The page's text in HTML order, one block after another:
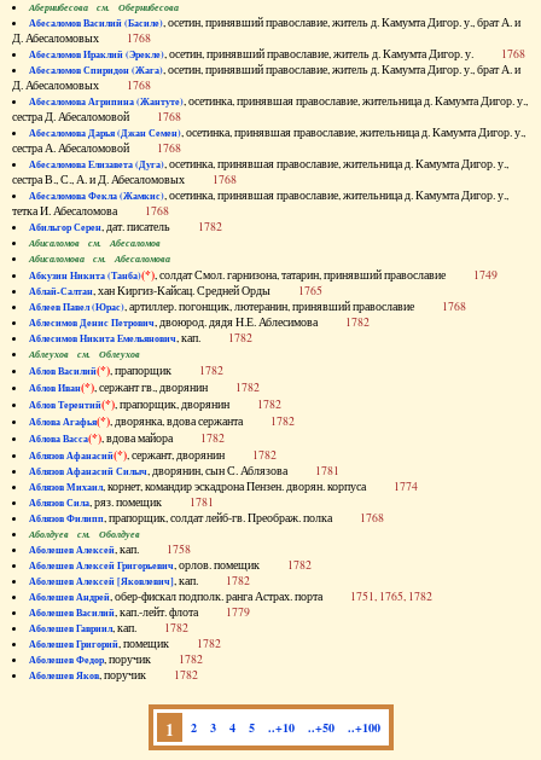
Абернибесова см. Обернибесова
Абесаломов Василий (Басиле), осетин, принявший православие, житель д. Камумта Дигор. у., брат А. и
Д. Абесаломовых 1768
Абесаломов Ираклий (Эрекле), осетин, принявший православие, житель д. Камумта Дигор. у. 1768
Абесаломов Спиридон (Жага), осетин, принявший православие, житель д. Камумта Дигор. у., брат А. и
Д. Абесаломовых 1768
Абесаломова Агрипина (Жантуте), осетинка, принявшая православие, жительница д. Камумта Дигор. у.,
сестра Д. Абесаломовой 1768
Абесаломова Дарья (Джан Семен), осетинка, принявшая православие, жительница д. Камумта Дигор. у.,
сестра А. Абесаломовой 1768
Абесаломова Елизавета (Дуга), осетинка, принявшая православие, жительница д. Камумта Дигор. у.,
сестра В., С., А. и Д. Абесаломовых 1768
Абесаломова Фекла (Жамкис), осетинка, принявшая православие, жительница д. Камумта Дигор. у.,
тетка И. Абесаломова 1768
Абильгор Серен, дат. писатель 1782
Абисаломов см. Абесаломов
Абисаломова см. Абесаломова
Абкузин Никита (Танба)(*), солдат Смол. гарнизона, татарин, принявший православие 1749
Аблай-Салтан, хан Киргиз-Кайсац. Средней Орды 1765
Аблеев Павел (Юрас), артиллер. погонщик, лютеранин, принявший православие 1768
Аблесимов Денис Петрович, двоюрод. дядя Н.Е. Аблесимова 1782
Аблесимов Никита Емельянович, кап. 1782
Аблеухов см. Облеухов
Аблов Василий(*), прапорщик 1782
Аблов Иван(*), сержант гв., дворянин 1782
Аблов Терентий(*), прапорщик, дворянин 1782
Аблова Агафья(*), дворянка, вдова сержанта 1782
Аблова Васса(*), вдова майора 1782
Аблязов Афанасий(*), сержант, дворянин 1782
Аблязов Афанасий Силыч, дворянин, сын С. Аблязова 1781
Аблязов Михаил, корнет, командир эскадрона Пензен. дворян. корпуса 1774
Аблязов Сила, ряз. помещик 1781
Аблязов Филипп, прапорщик, солдат лейб-гв. Преображ. полка 1768
Аболдуев см. Оболдуев
Аболешев Алексей, кап. 1758
Аболешев Алексей Григорьевич, орлов. помещик 1782
Аболешев Алексей [Яковлевич], кап. 1782
Аболешев Андрей, обер-фискал подполк. ранга Астрах. порта 1751, 1765, 1782
Аболешев Василий, кап.-лейт. флота 1779
Аболешев Гавриил, кап. 1782
Аболешев Григорий, помещик 1782
Аболешев Федор, поручик 1782
Аболешев Яков, поручик 1782
1 2 3 4 5 ..+10 ..+50 ..+100